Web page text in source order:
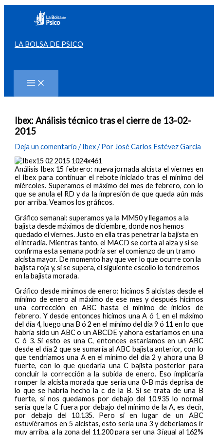
contenido
LA BOLSA DE PSICO
Ibex: Análisis técnico tras el cierre de 13-02-
2015
Deja un comentario /Ibex/ Por José Carlos Estévez García
Análisis Ibex 15 febrero: nueva jornada alcista el viernes en
el Ibex para continuar el rebote iniciado tras el mínimo del
miércoles. Superamos el máximo del mes de febrero, con lo
que se anula el RD y da la impresión de que queda aún más
por arriba. Veamos los gráficos.
Gráfico semanal: superamos ya la MM50 y llegamos a la
bajista desde máximos de diciembre, donde nos hemos
quedado el viernes. Justo en ella tras penetrar la bajista en
el intradía. Mientras tanto, el MACD se corta al alza y si se
confirma esta semana podría ser el comienzo de un tramo
alcista mayor. De momento hay que ver lo que ocurre con la
bajista roja y, si se supera, el siguiente escollo lo tendremos
en la bajista morada.
Gráfico desde mínimos de enero: hicimos 5 alcistas desde el
mínimo de enero al máximo de ese mes y después hicimos
una corrección en ABC hasta el mínimo de inicios de
febrero. Y desde entonces hicimos una A ó 1 en el máximo
del día 4, luego una B ó 2 en el mínimo del día 9 ó 11 en lo que
habría sido un ABC o un ABCDE y ahora estaríamos en una
C ó 3. Si esto es una C, entonces estaríamos en un ABC
desde el día 2 que se sumaría al ABC bajista anterior, con lo
que tendríamos una A en el mínimo del día 2 y ahora una B
fuerte, con lo que quedaría una C bajista posterior para
concluir la corrección a la subida de enero. Eso implicaría
romper la alcista morada que sería una 0-B más deprisa de
lo que se habría hecho la c de la B. Si se trata de una B
fuerte, si nos quedamos por debajo del 10.935 lo normal
sería que la C fuera por debajo del mínimo de la A, es decir,
por debajo del 10.135. Pero si en lugar de un ABC
estuviéramos en 5 alcistas, esto sería una 3 y deberíamos ir
muy arriba, a la zona del 11.200 para ser una 3 igual al 162%